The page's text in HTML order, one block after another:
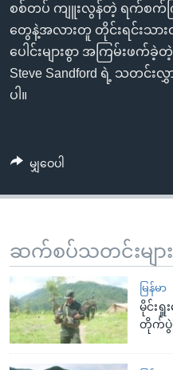
ရန်
ရှာဖွေ
ရန်
နေရာ
သို့
ဘာသာစကားများ
စစ်တပ် ကျူးလွန်တဲ့ ရက်စက်
တွေနဲ့အလားတူ တိုင်းရင်းသာ
ပေါင်းများစွာ အကြမ်းဖက်
Steve Sandford ရဲ့ သတင်း
ပါ။
မျှဝေပါ
ဆက်စပ်သတင်းများ
မြန်မာ
မိုင်းရှူ
တိုက်ပွဲဖ